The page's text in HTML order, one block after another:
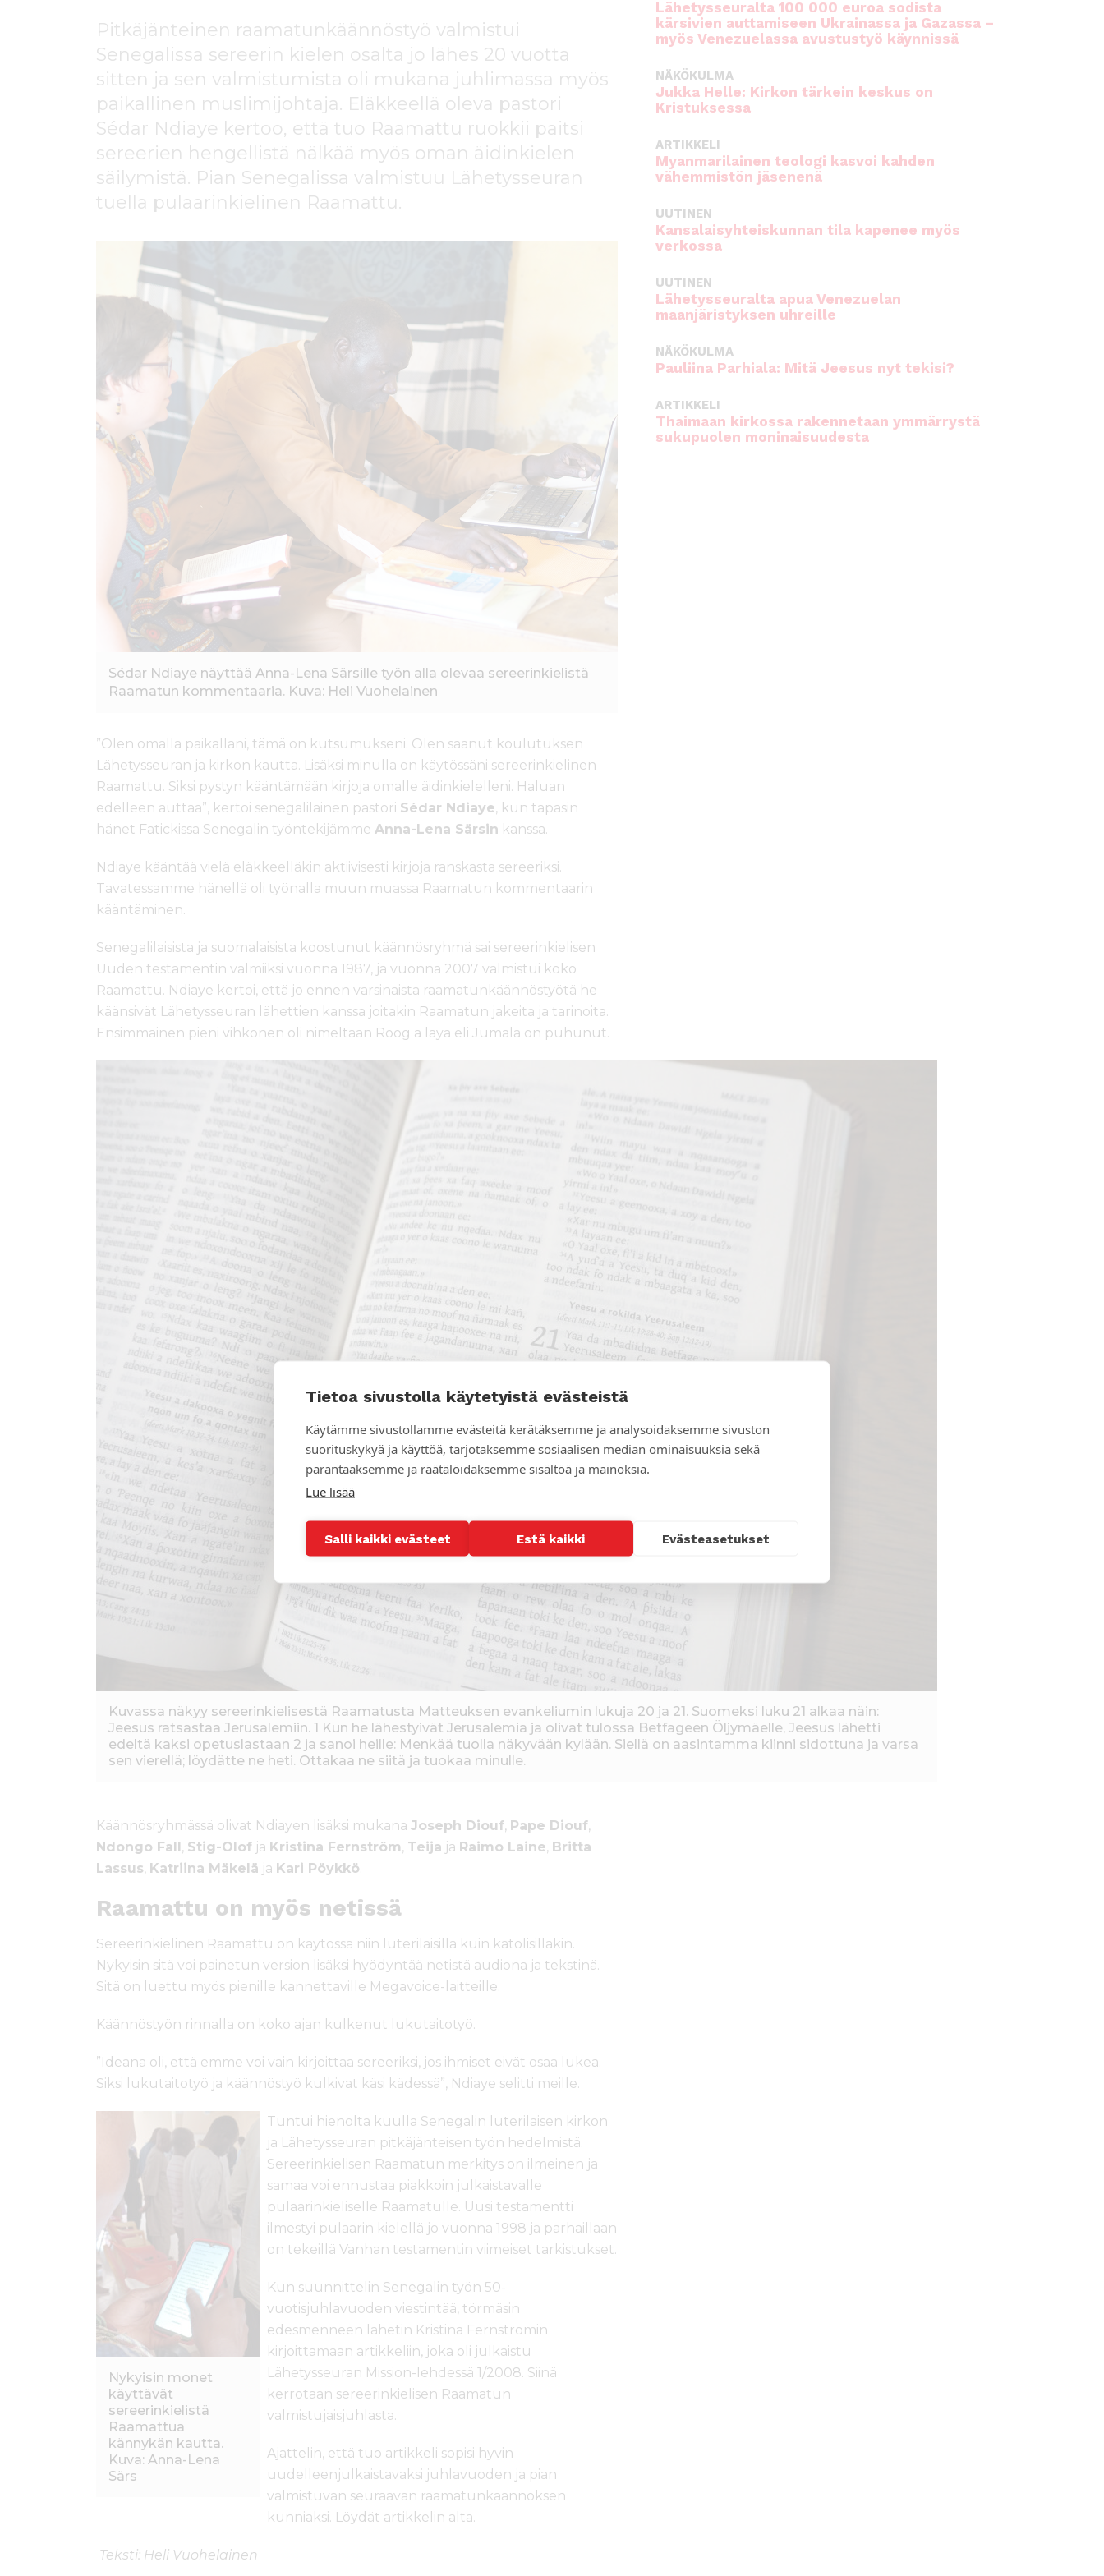
Tietoa sivustolla käytetyistä evästeistä
Käytämme sivustollamme evästeitä kerätäksemme ja analysoidaksemme sivuston
suorituskykyä ja käyttöä, tarjotaksemme sosiaalisen median ominaisuuksia sekä
parantaaksemme ja räätälöidäksemme sisältöä ja mainoksia.
Lue lisää
Salli kaikki evästeet Estä kaikki Evästeasetukset
Pitkäjänteinen raamatunkäännöstyö valmistui
Senegalissa sereerin kielen osalta jo lähes 20 vuotta
sitten ja sen valmistumista oli mukana juhlimassa myös
paikallinen muslimijohtaja. Eläkkeellä oleva pastori
Sédar Ndiaye kertoo, että tuo Raamattu ruokkii paitsi
sereerien hengellistä nälkää myös oman äidinkielen
säilymistä. Pian Senegalissa valmistuu Lähetysseuran
tuella pulaarinkielinen Raamattu.
Sédar Ndiaye näyttää Anna-Lena Särsille työn alla olevaa sereerinkielistä
Raamatun kommentaaria. Kuva: Heli Vuohelainen
”Olen omalla paikallani, tämä on kutsumukseni. Olen saanut koulutuksen
Lähetysseuran ja kirkon kautta. Lisäksi minulla on käytössäni sereerinkielinen
Raamattu. Siksi pystyn kääntämään kirjoja omalle äidinkielelleni. Haluan
edelleen auttaa”, kertoi senegalilainen pastori Sédar Ndiaye, kun tapasin
hänet Fatickissa Senegalin työntekijämme Anna-Lena Särsin kanssa.
Ndiaye kääntää vielä eläkkeelläkin aktiivisesti kirjoja ranskasta sereeriksi.
Tavatessamme hänellä oli työnalla muun muassa Raamatun kommentaarin
kääntäminen.
Senegalilaisista ja suomalaisista koostunut käännösryhmä sai sereerinkielisen
Uuden testamentin valmiiksi vuonna 1987, ja vuonna 2007 valmistui koko
Raamattu. Ndiaye kertoi, että jo ennen varsinaista raamatunkäännöstyötä he
käänsivät Lähetysseuran lähettien kanssa joitakin Raamatun jakeita ja tarinoita.
Ensimmäinen pieni vihkonen oli nimeltään Roog a laya eli Jumala on puhunut.
Kuvassa näkyy sereerinkielisestä Raamatusta Matteuksen evankeliumin lukuja 20 ja 21. Suomeksi luku 21 alkaa näin:
Jeesus ratsastaa Jerusalemiin. 1 Kun he lähestyivät Jerusalemia ja olivat tulossa Betfageen Öljymäelle, Jeesus lähetti
edeltä kaksi opetuslastaan 2 ja sanoi heille: Menkää tuolla näkyvään kylään. Siellä on aasintamma kiinni sidottuna ja varsa
sen vierellä; löydätte ne heti. Ottakaa ne siitä ja tuokaa minulle.
Käännösryhmässä olivat Ndiayen lisäksi mukana Joseph Diouf, Pape Diouf,
Ndongo Fall, Stig-Olof ja Kristina Fernström, Teija ja Raimo Laine, Britta
Lassus, Katriina Mäkelä ja Kari Pöykkö.
Raamattu on myös netissä
Sereerinkielinen Raamattu on käytössä niin luterilaisilla kuin katolisillakin.
Nykyisin sitä voi painetun version lisäksi hyödyntää netistä audiona ja tekstinä.
Sitä on luettu myös pienille kannettaville Megavoice-laitteille.
Käännöstyön rinnalla on koko ajan kulkenut lukutaitotyö.
”Ideana oli, että emme voi vain kirjoittaa sereeriksi, jos ihmiset eivät osaa lukea.
Siksi lukutaitotyö ja käännöstyö kulkivat käsi kädessä”, Ndiaye selitti meille.
Nykyisin monet
käyttävät
sereerinkielistä
Raamattua
kännykän kautta.
Kuva: Anna-Lena
Särs
Tuntui hienolta kuulla Senegalin luterilaisen kirkon
ja Lähetysseuran pitkäjänteisen työn hedelmistä.
Sereerinkielisen Raamatun merkitys on ilmeinen ja
samaa voi ennustaa piakkoin julkaistavalle
pulaarinkieliselle Raamatulle. Uusi testamentti
ilmestyi pulaarin kielellä jo vuonna 1998 ja parhaillaan
on tekeillä Vanhan testamentin viimeiset tarkistukset.
Kun suunnittelin Senegalin työn 50-
vuotisjuhlavuoden viestintää, törmäsin
edesmenneen lähetin Kristina Fernströmin
kirjoittamaan artikkeliin, joka oli julkaistu
Lähetysseuran Mission-lehdessä 1/2008. Siinä
kerrotaan sereerinkielisen Raamatun
valmistujaisjuhlasta.
Ajattelin, että tuo artikkeli sopisi hyvin
uudelleenjulkaistavaksi juhlavuoden ja pian
valmistuvan seuraavan raamatunkäännöksen
kunniaksi. Löydät artikkelin alta.
Teksti: Heli Vuohelainen
Lähetysseuralta 100 000 euroa sodista
kärsivien auttamiseen Ukrainassa ja Gazassa –
myös Venezuelassa avustustyö käynnissä
NÄKÖKULMA
Jukka Helle: Kirkon tärkein keskus on
Kristuksessa
ARTIKKELI
Myanmarilainen teologi kasvoi kahden
vähemmistön jäsenenä
UUTINEN
Kansalaisyhteiskunnan tila kapenee myös
verkossa
UUTINEN
Lähetysseuralta apua Venezuelan
maanjäristyksen uhreille
NÄKÖKULMA
Pauliina Parhiala: Mitä Jeesus nyt tekisi?
ARTIKKELI
Thaimaan kirkossa rakennetaan ymmärrystä
sukupuolen moninaisuudesta